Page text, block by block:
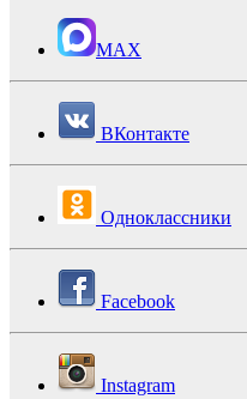
MAX
ВКонтакте
Одноклассники
Facebook
Instagram